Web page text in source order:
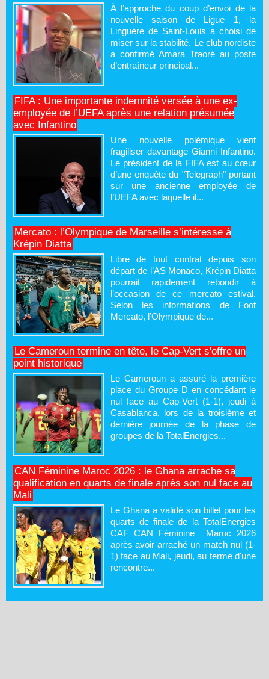
À l’approche du coup d’envoi de la
nouvelle saison de Ligue 1, la
Linguère de Saint-Louis a choisi de
miser sur la stabilité. Le club nordiste
a confirmé Amara Traoré au poste
d’entraîneur principal...
FIFA : Une importante indemnité versée à une ex-
employée de l’UEFA après une relation présumée
avec Infantino
Une nouvelle polémique vient
fragiliser davantage Gianni Infantino.
Le président de la FIFA est au cœur
d’une enquête du "Telegraph" portant
sur une ancienne employée de
l’UEFA avec laquelle il...
Mercato : l’Olympique de Marseille s’intéresse à
Krépin Diatta
Libre de tout contrat depuis son
départ de l’AS Monaco, Krépin Diatta
pourrait rapidement rebondir à
l’occasion de ce mercato estival.
Selon les informations de Foot
Mercato, l’Olympique de...
Le Cameroun termine en tête, le Cap-Vert s'offre un
point historique
Le Cameroun a assuré la première
place du Groupe D en concédant le
nul face au Cap-Vert (1-1), jeudi à
Casablanca, lors de la troisième et
dernière journée de la phase de
groupes de la TotalEnergies...
CAN Féminine Maroc 2026 : le Ghana arrache sa
qualification en quarts de finale après son nul face au
Mali
Le Ghana a validé son billet pour les
quarts de finale de la TotalEnergies
CAF CAN Féminine Maroc 2026
après avoir arraché un match nul (1-
1) face au Mali, jeudi, au terme d'une
rencontre...